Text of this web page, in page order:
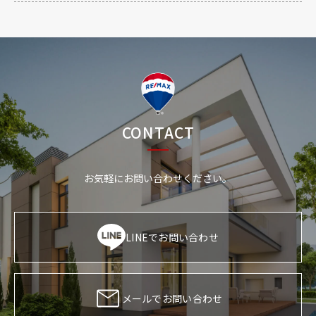
CONTACT
お気軽にお問い合わせください。
LINEでお問い合わせ
メールでお問い合わせ